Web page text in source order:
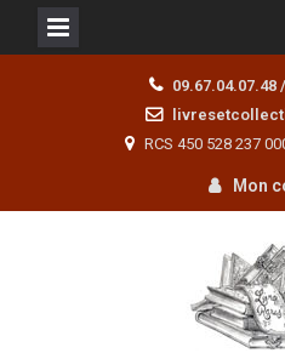
09.67.04.07.48
RCS 450 528 237
Mon